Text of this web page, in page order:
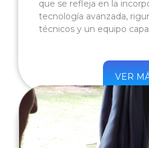
que se refleja en la
tecnología avanzada,
técnicos y un equipo
VER